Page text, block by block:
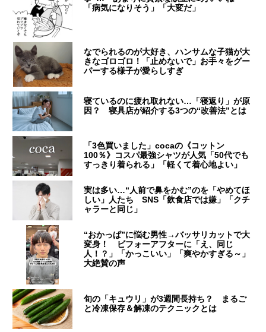
「病気になりそう」「大変だ」
なでられるのが大好き、ハンサムな子猫が大
きなゴロゴロ！「止めないで」お手々をグー
パーする様子が愛らしすぎ
寝ているのに疲れ取れない…「寝返り」が原
因？ 寝具店が紹介する3つの“改善法”とは
「3色買いました」cocaの《コットン
100％》コスパ最強シャツが人気「50代でも
すっきり着られる」「軽くて着心地よい」
実は多い…“人前で鼻をかむ”のを「やめてほ
しい」人たち SNS「飲食店では嫌」「クチ
ャラーと同じ」
“おかっぱ”に悩む男性→バッサリカットで大
変身！ ビフォーアフターに「え、同じ
人！？」「かっこいい」「爽やかすぎる～」
大絶賛の声
旬の「キュウリ」が3週間長持ち？ まるご
と冷凍保存＆解凍のテクニックとは